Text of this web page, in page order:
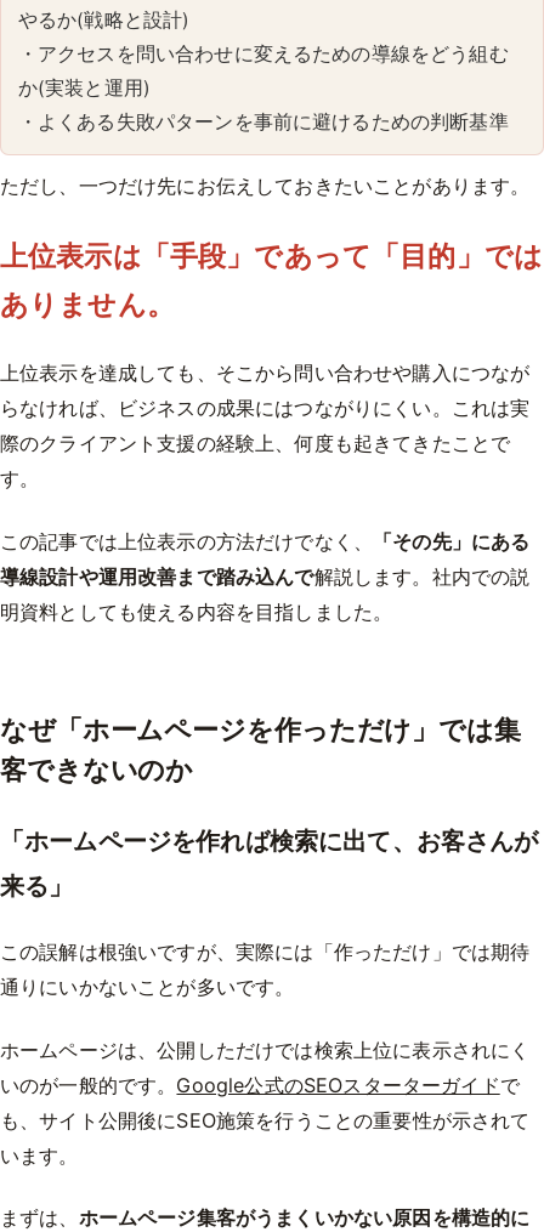
やるか(戦略と設計)
・アクセスを問い合わせに変えるための導線をどう組む
か(実装と運用)
・よくある失敗パターンを事前に避けるための判断基準
ただし、一つだけ先にお伝えしておきたいことがあります。
上位表示は「手段」であって「目的」では
ありません。
上位表示を達成しても、そこから問い合わせや購入につなが
らなければ、ビジネスの成果にはつながりにくい。これは実
際のクライアント支援の経験上、何度も起きてきたことで
す。
この記事では上位表示の方法だけでなく、
「その先」にある
導線設計や運用改善まで踏み込んで解説します。社内での説
明資料としても使える内容を目指しました。
なぜ「ホームページを作っただけ」では集
客できないのか
「ホームページを作れば検索に出て、お客さんが
来る」
この誤解は根強いですが、実際には「作っただけ」では期待
通りにいかないことが多いです。
ホームページは、公開しただけでは検索上位に表示されにく
いのが一般的です。 Google公式のSEOスターターガイドで
も、サイト公開後にSEO施策を行うことの重要性が示されて
います。
まずは、 ホームページ集客がうまくいかない原因を構造的に